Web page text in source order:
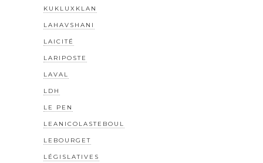
KUKLUXKLAN
LAHAVSHANI
LAICITÉ
LARIPOSTE
LAVAL
LDH
LE PEN
LEANICOLASTEBOUL
LEBOURGET
LÉGISLATIVES